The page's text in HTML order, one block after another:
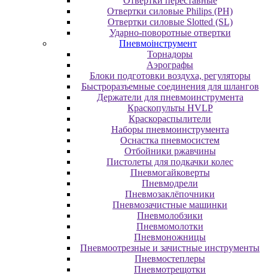
Отвертки силовые Philips (PH)
Отвертки силовые Slotted (SL)
Ударно-поворотные отвертки
Пневмоінструмент
Topнaдopы
Аэрографы
Блоки подготовки воздуха, регуляторы
Быстроразъемные соединения для шлангов
Держатели для пневмоинструмента
Краскопульты HVLP
Краскораспылители
Наборы пневмоинструмента
Оснастка пневмосистем
Отбойники ржавчины
Пистолеты для подкачки колес
Пневмогайковерты
Пневмодрели
Пневмозаклёпочники
Пневмозачистные машинки
Пневмолобзики
Пневмомолотки
Пневмоножницы
Пневмоотрезные и зачистные инструменты
Пневмостеплеры
Пневмотрещотки